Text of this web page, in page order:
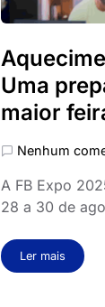
Uma
maior
Nenhum
A FB Expo
28 a 30 de
Ler mais